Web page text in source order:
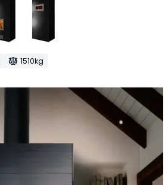
1510kg